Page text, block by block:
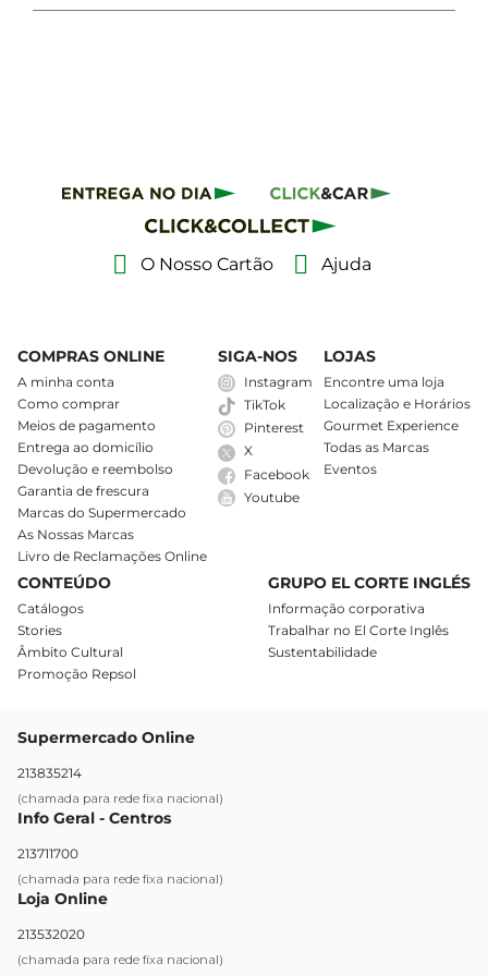
O Nosso Cartão Ajuda
COMPRAS ONLINE
A minha conta
Como comprar
Meios de pagamento
Entrega ao domicílio
Devolução e reembolso
Garantia de frescura
Marcas do Supermercado
As Nossas Marcas
Livro de Reclamações Online
SIGA-NOS
Instagram
TikTok
Pinterest
X
Facebook
Youtube
LOJAS
Encontre uma loja
Localização e Horários
Gourmet Experience
Todas as Marcas
Eventos
CONTEÚDO
Catálogos
Stories
Âmbito Cultural
Promoção Repsol
GRUPO EL CORTE INGLÉS
Informação corporativa
Trabalhar no El Corte Inglês
Sustentabilidade
Supermercado Online
213835214
(chamada para rede fixa nacional)
Info Geral - Centros
213711700
(chamada para rede fixa nacional)
Loja Online
213532020
(chamada para rede fixa nacional)